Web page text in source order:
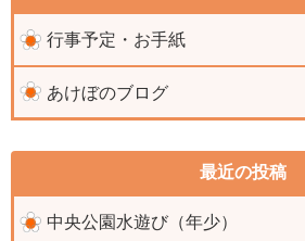
行事予定・お手紙
あけぼのブログ
最近の投稿
中央公園水遊び（年少）